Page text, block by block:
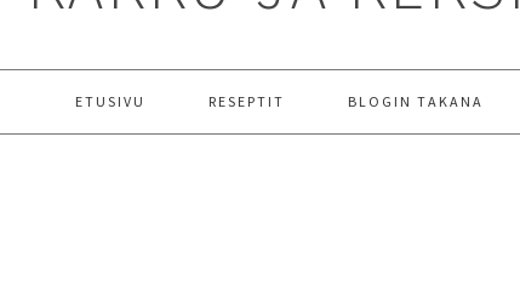
ETUSIVU RESEPTIT BLOGIN TAKANA